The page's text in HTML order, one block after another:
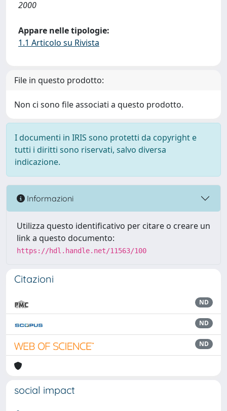
2000
Appare nelle tipologie:
1.1 Articolo su Rivista
File in questo prodotto:
Non ci sono file associati a questo prodotto.
I documenti in IRIS sono protetti da copyright e
tutti i diritti sono riservati, salvo diversa
indicazione.
Informazioni
Utilizza questo identificativo per citare o creare un
link a questo documento:
https://hdl.handle.net/11563/100
Citazioni
ND
ND
ND
social impact